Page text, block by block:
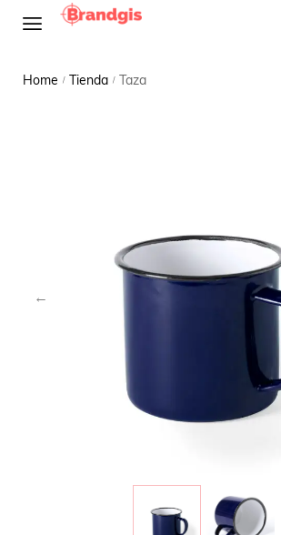
Home / Tienda / Taza